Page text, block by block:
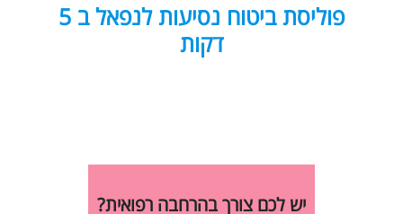
פוליסת ביטוח נסיעות לנפאל ב 5
דקות
יש לכם צורך בהרחבה רפואית?